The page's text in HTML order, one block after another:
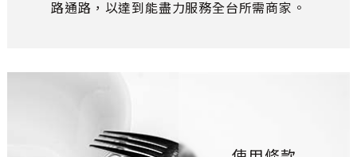
路通路，以達到能盡力服務全台所需商家。